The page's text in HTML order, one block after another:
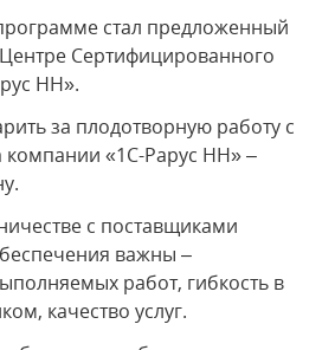
стал предложенный
Сертифицированного
НН».
за плодотворную работу с
«1С-Рарус НН» –
с поставщиками
важны –
работ, гибкость в
качество услуг.